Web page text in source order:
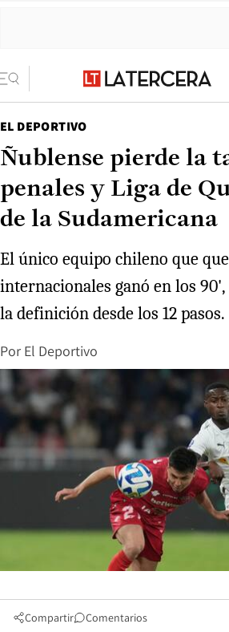
EL DEPORTIVO
Ñublense pierde la
penales y Liga de
de la Sudamericana
El único equipo chileno que
internacionales ganó en los
la definición desde los 12 pasos.
Por El Deportivo
Compartir Comentarios